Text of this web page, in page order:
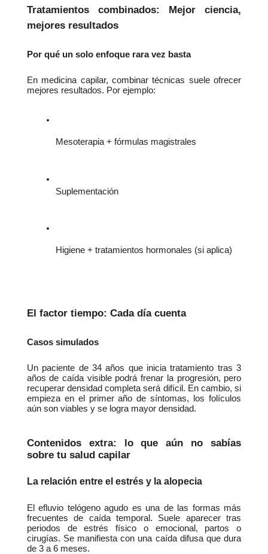
Tratamientos combinados: Mejor ciencia,
mejores resultados
Por qué un solo enfoque rara vez basta
En medicina capilar, combinar técnicas suele ofrecer
mejores resultados. Por ejemplo:
Mesoterapia + fórmulas magistrales
Suplementación
Higiene + tratamientos hormonales (si aplica)
El factor tiempo: Cada día cuenta
Casos simulados
Un paciente de 34 años que inicia tratamiento tras 3
años de caída visible podrá frenar la progresión, pero
recuperar densidad completa será difícil. En cambio, si
empieza en el primer año de síntomas, los folículos
aún son viables y se logra mayor densidad.
Contenidos extra: lo que aún no sabías
sobre tu salud capilar
La relación entre el estrés y la alopecia
El efluvio telógeno agudo es una de las formas más
frecuentes de caída temporal. Suele aparecer tras
periodos de estrés físico o emocional, partos o
cirugías. Se manifiesta con una caída difusa que dura
de 3 a 6 meses.